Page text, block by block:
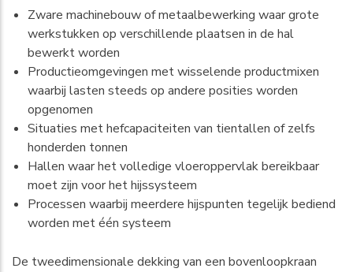
Zware machinebouw of metaalbewerking waar grote
werkstukken op verschillende plaatsen in de hal
bewerkt worden
Productieomgevingen met wisselende productmixen
waarbij lasten steeds op andere posities worden
opgenomen
Situaties met hefcapaciteiten van tientallen of zelfs
honderden tonnen
Hallen waar het volledige vloeroppervlak bereikbaar
moet zijn voor het hijssysteem
Processen waarbij meerdere hijspunten tegelijk bediend
worden met één systeem
De tweedimensionale dekking van een bovenloopkraan